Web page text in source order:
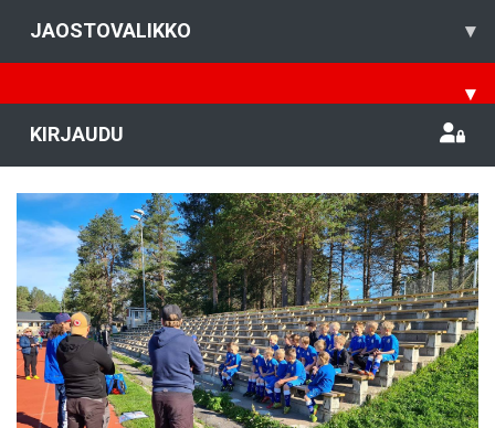
JAOSTOVALIKKO ▾
▾
KIRJAUDU